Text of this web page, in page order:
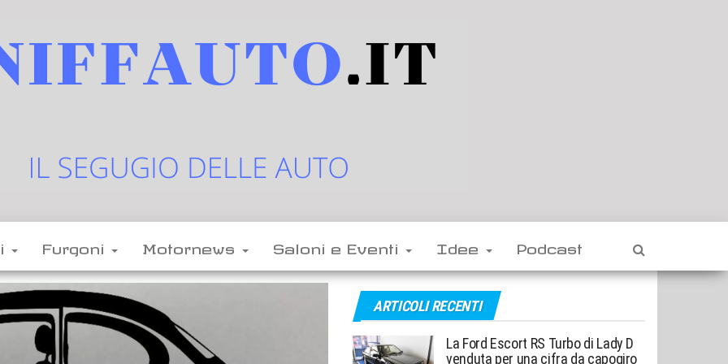
auto
Furgoni Motornews Saloni e Eventi Idee Podcast
ARTICOLI RECENTI
La Ford Escort RS Turbo di Lady D
venduta per una cifra da capogiro